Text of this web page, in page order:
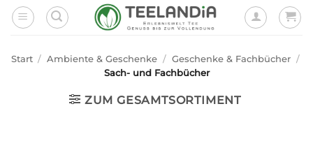
Zum
Inhalt
Start / Ambiente & Geschenke / Geschenke & Fachbücher /
Sach- und Fachbücher
ZUM GESAMTSORTIMENT